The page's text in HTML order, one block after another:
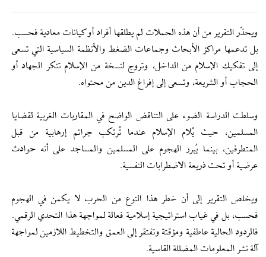
ويحذّر التقرير من أن هذه الحملات لم يطلقها أفراد أو كيانات معادية فحسب.
بل تدعمها مراكز الأبحاث وجماعات الضغط والأنظمة السياسية التي تسعى
إلى تفكيك الإسلام من الداخل، وتروج لنسخة من الإسلام تنكر الجهاد أو
الحجاب أو الشريعة، وتسعى إلى إفراغ الدين من محتواه.
وسلطت الدراسة الضوء على التناقض الواضح في المقاربات الغربية لقضايا
المسلمين، حيث يُلام الإسلام عندما تُرتكب جرائم إرهابية من قبل
المتطرفين، بينما يُبرر الهجوم على المسلمين والمساجد على أنه حوادث
عرضية أو تحت ذريعة الاضطرابات النفسية.
ويخلص التقرير إلى أن خطر هذا النوع من الحرب لا يكمن في الهجوم
فحسب، بل في غياب استراتيجية إسلامية فعالة لمواجهة هذا التحدي الرقمي.
فالردود الحالية عاطفية ومؤقتة وتفتقر إلى العمق والتخطيط اللازمين لمواجهة
آلة نشر المعلومات المضللة القاسية.